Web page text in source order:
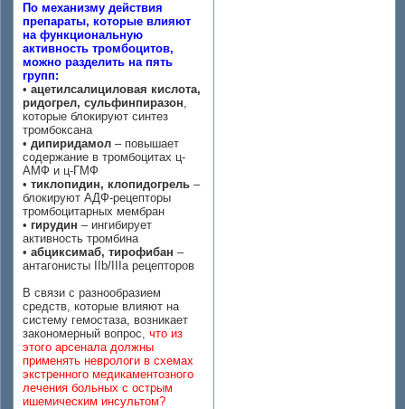
По механизму действия
препараты, которые влияют
на функциональную
активность тромбоцитов,
можно разделить на пять
групп:
• ацетилсалициловая кислота,
ридогрел, сульфинпиразон,
которые блокируют синтез
тромбоксана
• дипиридамол – повышает
содержание в тромбоцитах ц-
АМФ и ц-ГМФ
• тиклопидин, клопидогрель –
блокируют АДФ-рецепторы
тромбоцитарных мембран
• гирудин – ингибирует
активность тромбина
• абциксимаб, тирофибан –
антагонисты IIb/IIIa рецепторов
В связи с разнообразием
средств, которые влияют на
систему гемостаза, возникает
закономерный вопрос, что из
этого арсенала должны
применять неврологи в схемах
экстренного медикаментозного
лечения больных с острым
ишемическим инсультом?